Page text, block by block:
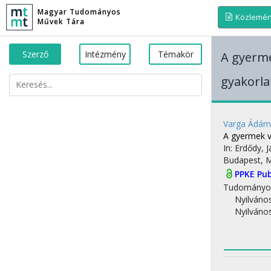
Magyar Tudományos
Művek Tára
Szerző Intézmény Témakör
A
Varga Ádám
A gyermek
In: Erdődy,
Budapest,
PPKE